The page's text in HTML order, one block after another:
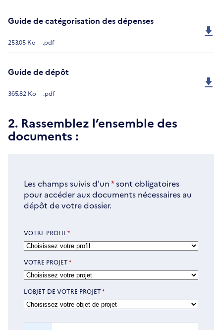
Guide de catégorisation des dépenses
253.05 Ko .pdf
Guide de dépôt
365.82 Ko .pdf
2. Rassemblez l’ensemble des
documents :
Les champs suivis d'un*sont obligatoires
pour accéder aux documents nécessaires au
dépôt de votre dossier.
VOTRE PROFIL *
VOTRE PROJET*
L'OBJET DE VOTRE PROJET*